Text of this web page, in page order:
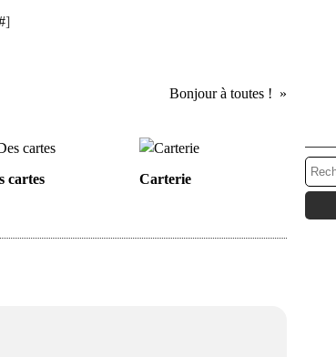
]
Bonjour à toutes !
cartes Carterie